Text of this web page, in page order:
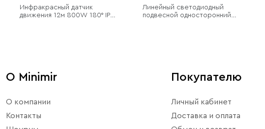
Инфракрасный датчик
движения 12м 800W 180° IP54
Линейный светодиодный
подвесной односторонний
О Minimir
О компании
Контакты
Покупателю
Личный кабинет
Доставка и оплата